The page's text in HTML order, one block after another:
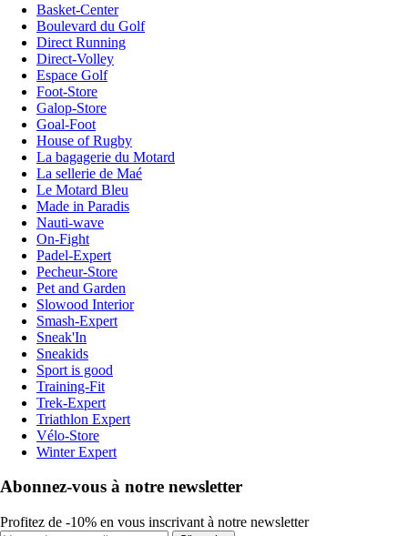
Basket-Center
Boulevard du Golf
Direct Running
Direct-Volley
Espace Golf
Foot-Store
Galop-Store
Goal-Foot
House of Rugby
La bagagerie du Motard
La sellerie de Maé
Le Motard Bleu
Made in Paradis
Nauti-wave
On-Fight
Padel-Expert
Pecheur-Store
Pet and Garden
Slowood Interior
Smash-Expert
Sneak'In
Sneakids
Sport is good
Training-Fit
Trek-Expert
Triathlon Expert
Vélo-Store
Winter Expert
Abonnez-vous à notre newsletter
Profitez de -10% en vous inscrivant à notre newsletter